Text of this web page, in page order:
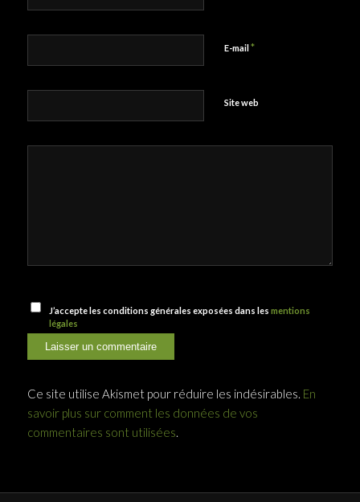
E-mail *
Site web
J’accepte les conditions générales exposées dans lesmentions
légales
Ce site utilise Akismet pour réduire les indésirables. En
savoir plus sur comment les données de vos
commentaires sont utilisées.